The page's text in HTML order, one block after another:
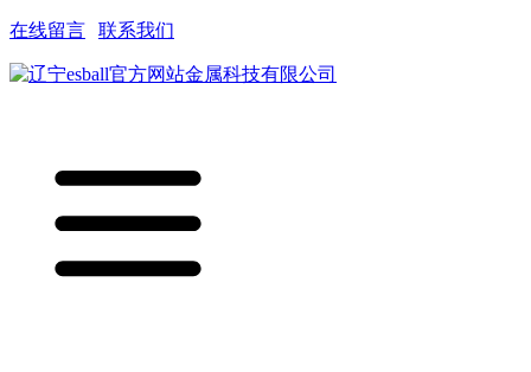
在线留言 联系我们